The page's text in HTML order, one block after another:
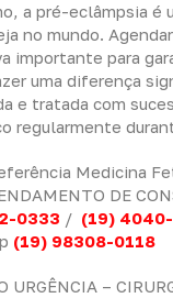
a pré-eclâmpsia
no mundo.
importante para
uma diferença
e tratada com
regularmente
Medicina
DE
0333 / (19)
(19) 98308-0118
URGÊNCIA –